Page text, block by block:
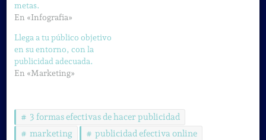
metas.
En «Infografia»
Llega a tu público objetivo
en su entorno, con la
publicidad adecuada.
En «Marketing»
3 formas efectivas de hacer publicidad
marketing
publicidad efectiva online